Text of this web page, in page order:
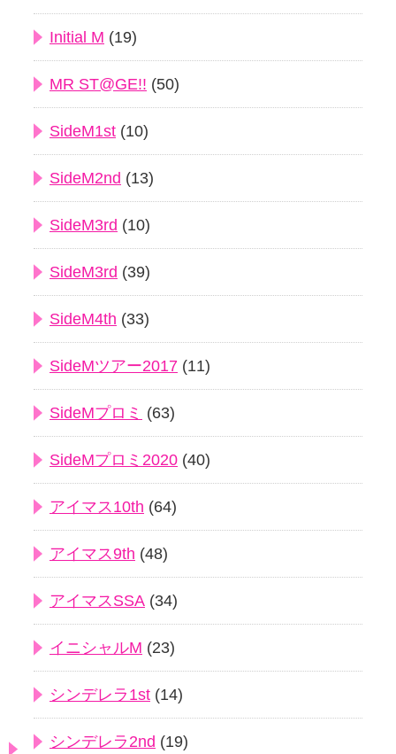
Initial M (19)
MR ST@GE!! (50)
SideM1st (10)
SideM2nd (13)
SideM3rd (10)
SideM3rd (39)
SideM4th (33)
SideMツアー2017 (11)
SideMプロミ (63)
SideMプロミ2020 (40)
アイマス10th (64)
アイマス9th (48)
アイマスSSA (34)
イニシャルM (23)
シンデレラ1st (14)
シンデレラ2nd (19)